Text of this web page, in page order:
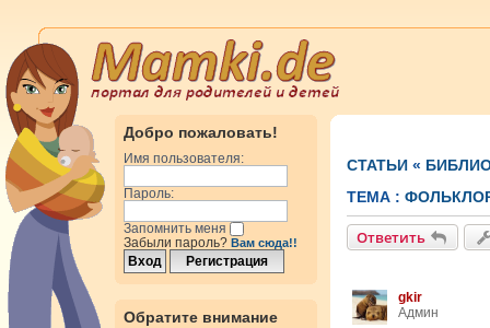
Добро пожаловать!
Имя пользователя:
Пароль:
Запомнить меня
Забыли пароль? Вам сюда!!
Обратите внимание
СТАТЬИ «
ТЕМА :
Ответить
gkir
Админ